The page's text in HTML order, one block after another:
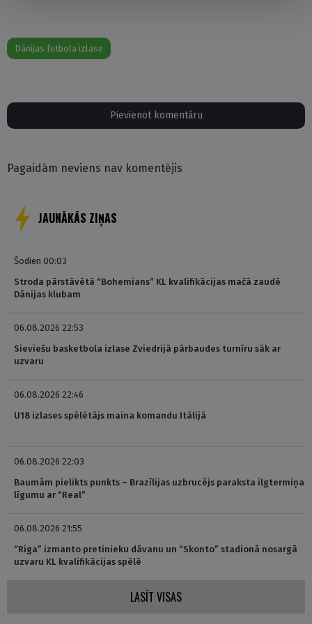
Dānijas futbola izlase
Pievienot komentāru
Pagaidām neviens nav komentējis
JAUNĀKĀS ZIŅAS
Šodien 00:03
Stroda pārstāvētā “Bohemians” KL kvalifikācijas mačā zaudē
Dānijas klubam
06.08.2026 22:53
Sieviešu basketbola izlase Zviedrijā pārbaudes turnīru sāk ar
uzvaru
06.08.2026 22:46
U18 izlases spēlētājs maina komandu Itālijā
06.08.2026 22:03
Baumām pielikts punkts – Brazīlijas uzbrucējs paraksta ilgtermiņa
līgumu ar “Real”
06.08.2026 21:55
“Riga” izmanto pretinieku dāvanu un “Skonto” stadionā nosargā
uzvaru KL kvalifikācijas spēlē
LASĪT VISAS